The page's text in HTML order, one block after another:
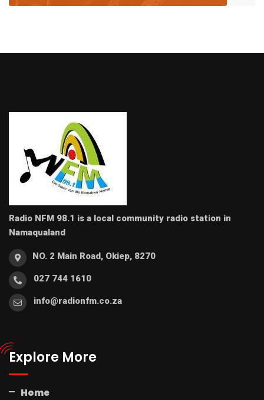
Radio NFM 98.1 is a local community radio station in
Namaqualand
NO. 2 Main Road, Okiep, 8270
027 744 1610
info@radionfm.co.za
Explore More
Home